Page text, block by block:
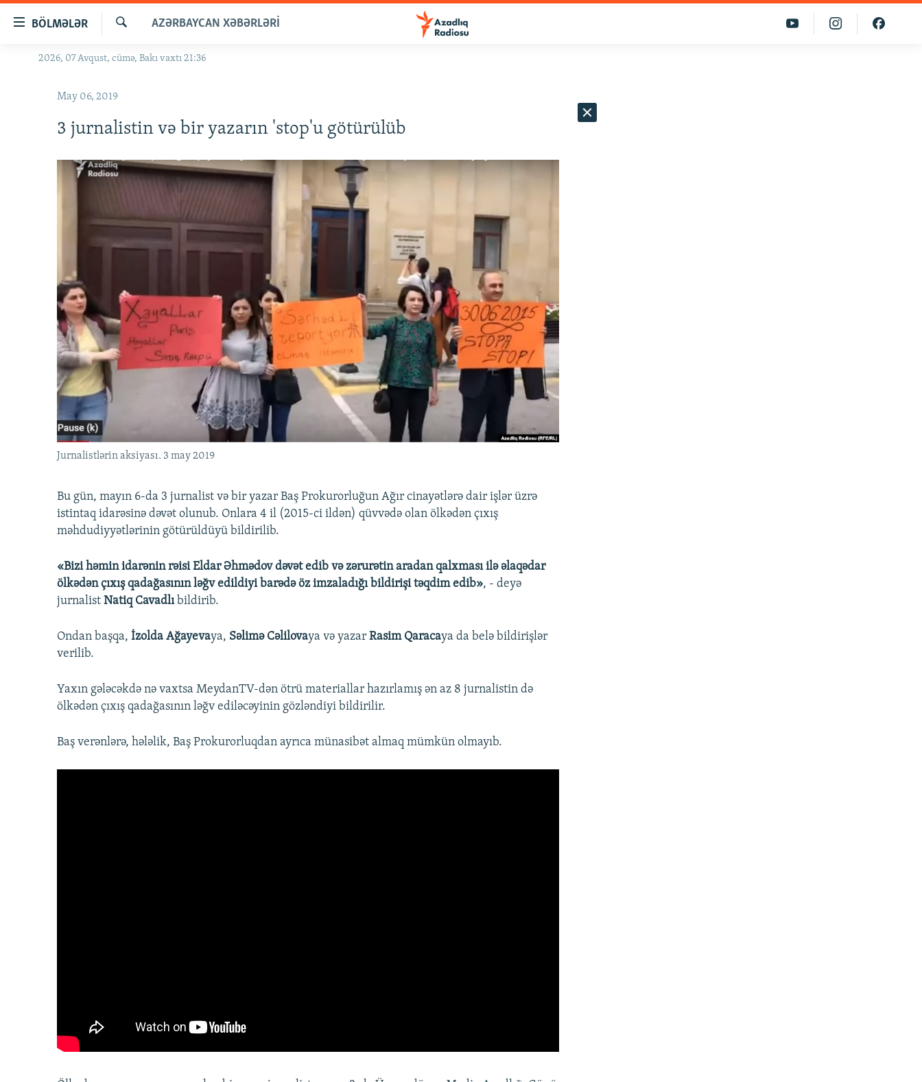
naviqasiyaya
BÖLMƏLƏR
GÜNDƏM
#ƏSLINDƏ
FƏRQƏ BAX
QANUNI DOĞRU
FOTOQALEREYA
İNFOQRAFIKA
KARIKATURA
OXU ZALI
AZƏRBAYCAN ƏDƏBIYYATI KITABXANASI
İSLAM VƏ DEMOKRATIYA
İZ - MƏDƏNIYYƏT PROQRAMI
HAQQIMIZDA
MISSIYAMIZ
PEŞƏ ETIKASI VƏ JURNALISTIKA
STANDARTLARIMIZ
MATERIALLARIMIZDAN ISTIFADƏ
AZADLIQRADIOSU MOBIL TELEFONUNUZDA
BIZIMLƏ ƏLAQƏ
Axtar
AZƏRBAYCAN XƏBƏRLƏRI
2026, 07 Avqust, cümə, Bakı vaxtı 21:36
May 06, 2019
3 jurnalistin və bir yazarın 'stop'u götürülüb
Jurnalistlərin aksiyası. 3 may 2019
Bu gün, mayın 6-da 3 jurnalist və bir yazar Baş Prokurorluğun Ağır cinayətlərə dair işlər üzrə
istintaq idarəsinə dəvət olunub. Onlara 4 il (2015-ci ildən) qüvvədə olan ölkədən çıxış
məhdudiyyətlərinin götürüldüyü bildirilib.
«Bizi həmin idarənin rəisi Eldar Əhmədov dəvət edib və zərurətin aradan qalxması ilə əlaqədar
ölkədən çıxış qadağasının ləğv edildiyi barədə öz imzaladığı bildirişi təqdim edib», - deyə
jurnalist Natiq Cavadlı bildirib.
Ondan başqa, İzolda Ağayevaya, Səlimə Cəlilovaya və yazar Rasim Qaracaya da belə bildirişlər
verilib.
Yaxın gələcəkdə nə vaxtsa MeydanTV-dən ötrü materiallar hazırlamış ən az 8 jurnalistin də
ölkədən çıxış qadağasının ləğv ediləcəyinin gözləndiyi bildirilir.
Baş verənlərə, hələlik, Baş Prokurorluqdan ayrıca münasibət almaq mümkün olmayıb.